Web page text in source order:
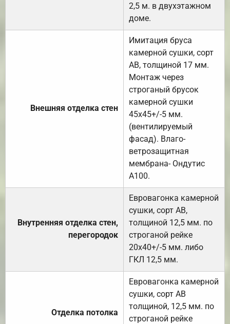
2,5 м. в двухэтажном
доме.
Внешняя отделка стен
Имитация бруса
камерной сушки, сорт
АВ, толщиной 17 мм.
Монтаж через
строганый брусок
камерной сушки
45х45+/-5 мм.
(вентилируемый
фасад). Влаго-
ветрозащитная
мембрана- Ондутис
А100.
Внутренняя отделка стен,
перегородок
Евровагонка камерной
сушки, сорт АВ,
толщиной 12,5 мм. по
строганой рейке
20х40+/-5 мм. либо
ГКЛ 12,5 мм.
Отделка потолка
Евровагонка камерной
сушки, сорт АВ
толщиной, 12,5 мм. по
строганой рейке